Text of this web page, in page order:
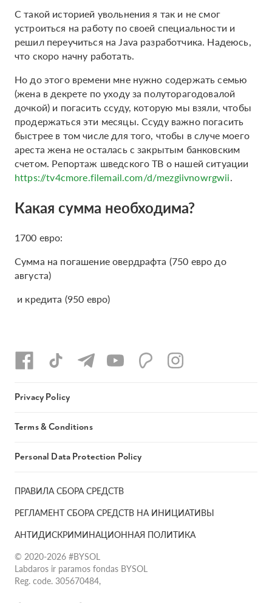
С такой историей увольнения я так и не смог
устроиться на работу по своей специальности и
решил переучиться на Java разработчика. Надеюсь,
что скоро начну работать.
Но до этого времени мне нужно содержать семью
(жена в декрете по уходу за полуторагодовалой
дочкой) и погасить ссуду, которую мы взяли, чтобы
продержаться эти месяцы. Ссуду важно погасить
быстрее в том числе для того, чтобы в случе моего
ареста жена не осталась с закрытым банковским
счетом. Репортаж шведского ТВ о нашей ситуации
https://tv4cmore.filemail.com/d/mezgiivnowrgwii.
Какая сумма необходима?
1700 евро:
Сумма на погашение овердрафта (750 евро до
августа)
и кредита (950 евро)
ПРАВИЛА СБОРА СРЕДСТВ
РЕГЛАМЕНТ СБОРА СРЕДСТВ НА ИНИЦИАТИВЫ
АНТИДИСКРИМИНАЦИОННАЯ ПОЛИТИКА
© 2020-2026 #BYSOL
Labdaros ir paramos fondas BYSOL
Reg. code. 305670484,
Privacy Policy
Terms & Conditions
Personal Data Protection Policy